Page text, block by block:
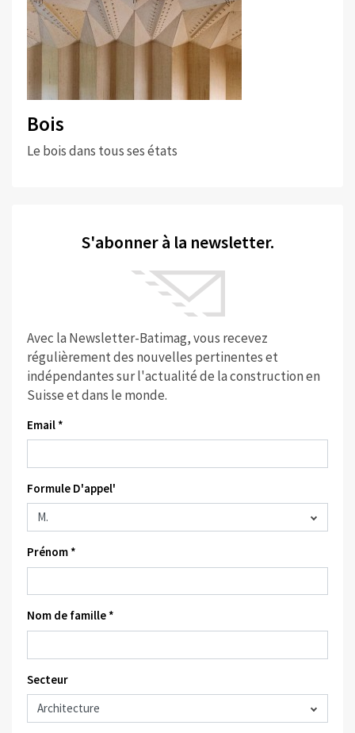
Bois
Le bois dans tous ses états
S'abonner à la newsletter.
Avec la Newsletter-Batimag, vous recevez
régulièrement des nouvelles pertinentes et
indépendantes sur l'actualité de la construction en
Suisse et dans le monde.
Email *
Formule D'appel'
Prénom *
Nom de famille *
Secteur